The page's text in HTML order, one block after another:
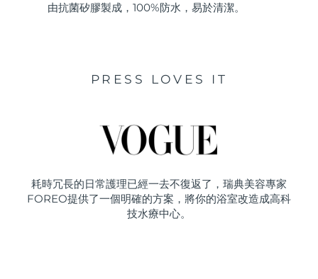
由抗菌矽膠製成，100%防水，易於清潔。
PRESS LOVES IT
耗時冗長的日常護理已經一去不復返了，瑞典美容專家
FOREO提供了一個明確的方案，將你的浴室改造成高科
技水療中心。